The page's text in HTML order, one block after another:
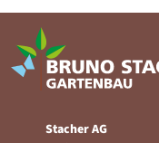
Stacher AG